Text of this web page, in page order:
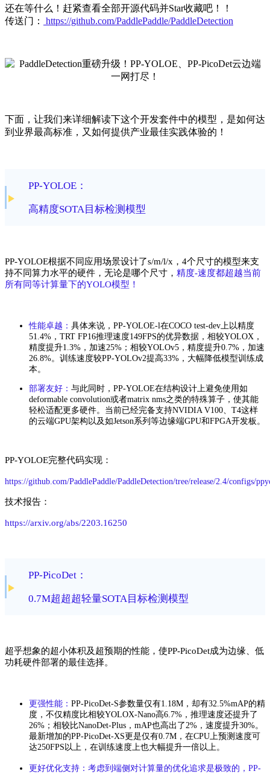
还在等什么！赶紧查看全部开源代码并Star收藏吧！！
传送门：
https://github.com/PaddlePaddle/PaddleDetection
下面，让我们来详细解读下这个开发套件中的模型，是如何达
到业界最高标准，又如何提供产业最佳实践体验的！
PP-YOLOE：
高精度SOTA目标检测模型
PP-YOLOE根据不同应用场景设计了s/m/l/x，4个尺寸的模型来支
持不同算力水平的硬件，无论是哪个尺寸， 精度-速度都超越当前
所有同等计算量下的YOLO模型！
性能卓越 ： 具体来说，PP-YOLOE-l在COCO test-dev上以精度
51.4%，TRT FP16推理速度149FPS的优异数据，相较YOLOX，
精度提升1.3%，加速25%；相较YOLOv5，精度提升0.7%，加速
26.8%。训练速度较PP-YOLOv2提高33%，大幅降低模型训练成
本。
部署友好： 与此同时，PP-YOLOE在结构设计上避免使用如
deformable convolution或者matrix nms之类的特殊算子，使其能
轻松适配更多硬件。当前已经完备支持NVIDIA V100、T4这样
的云端GPU架构以及如Jetson系列等边缘端GPU和FPGA开发板。
PP-YOLOE完整代码实现：
https://github.com/PaddlePaddle/PaddleDetection/tree/release/2.4/configs/
技术报告：
https://arxiv.org/abs/2203.16250
PP-PicoDet：
0.7M超超超轻量SOTA目标检测模型
超乎想象的超小体积及超预期的性能，使PP-PicoDet成为边缘、低
功耗硬件部署的最佳选择。
更强性能： PP-PicoDet-S参数量仅有1.18M，却有32.5%mAP的精
度，不仅精度比相较YOLOX-Nano高6.7%，推理速度还提升了
26%；相较比NanoDet-Plus，mAP也高出了2%，速度提升30%。
最新增加的PP-PicoDet-XS更是仅有0.7M，在CPU上预测速度可
达250FPS以上，在训练速度上也大幅提升一倍以上。
更好优化支持： 考虑到端侧对计算量的优化追求是极致的，PP-